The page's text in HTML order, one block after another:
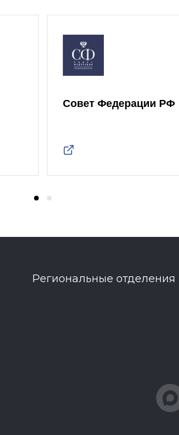
Совет Федерации РФ
Региональные отделения